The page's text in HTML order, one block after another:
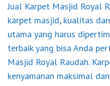
Jual Karpet Masjid Royal
karpet masjid, kualitas
utama yang harus
terbaik yang bisa Anda
Masjid Royal Raudah.
kenyamanan maksimal